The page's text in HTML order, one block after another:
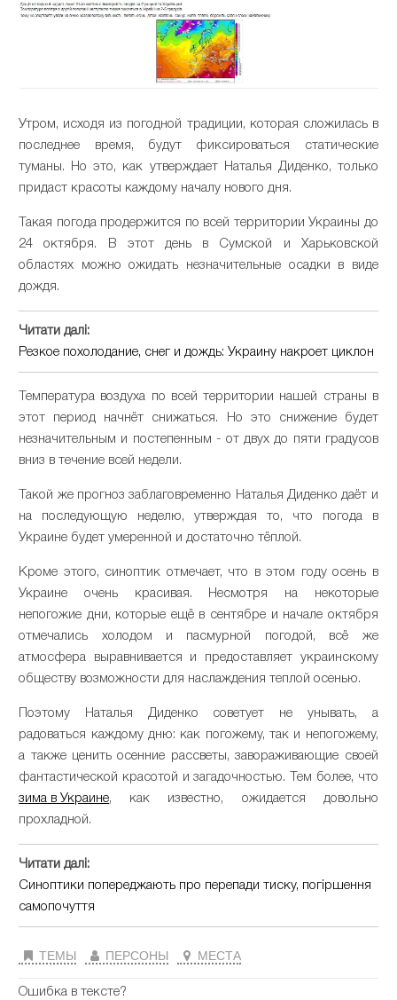
Утром, исходя из погодной традиции, которая сложилась в
последнее время, будут фиксироваться статические
туманы. Но это, как утверждает Наталья Диденко, только
придаст красоты каждому началу нового дня.
Такая погода продержится по всей территории Украины до
24 октября. В этот день в Сумской и Харьковской
областях можно ожидать незначительные осадки в виде
дождя.
Читати далі:
Резкое похолодание, снег и дождь: Украину накроет циклон
Температура воздуха по всей территории нашей страны в
этот период начнёт снижаться. Но это снижение будет
незначительным и постепенным - от двух до пяти градусов
вниз в течение всей недели.
Такой же прогноз заблаговременно Наталья Диденко даёт и
на последующую неделю, утверждая то, что погода в
Украине будет умеренной и достаточно тёплой.
Кроме этого, синоптик отмечает, что в этом году осень в
Украине очень красивая. Несмотря на некоторые
непогожие дни, которые ещё в сентябре и начале октября
отмечались холодом и пасмурной погодой, всё же
атмосфера выравнивается и предоставляет украинскому
обществу возможности для наслаждения теплой осенью.
Поэтому Наталья Диденко советует не унывать, а
радоваться каждому дню: как погожему, так и непогожему,
а также ценить осенние рассветы, завораживающие своей
фантастической красотой и загадочностью. Тем более, что
зима в Украине, как известно, ожидается довольно
прохладной.
Читати далі:
Синоптики попереджають про перепади тиску, погіршення
самопочуття
ТЕМЫ ПЕРСОНЫ МЕСТА
Ошибка в тексте?